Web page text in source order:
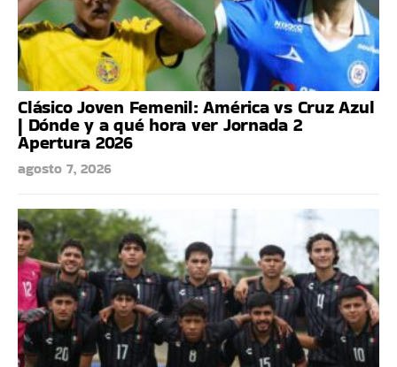
Clásico Joven Femenil: América vs Cruz Azul
| Dónde y a qué hora ver Jornada 2
Apertura 2026
agosto 7, 2026